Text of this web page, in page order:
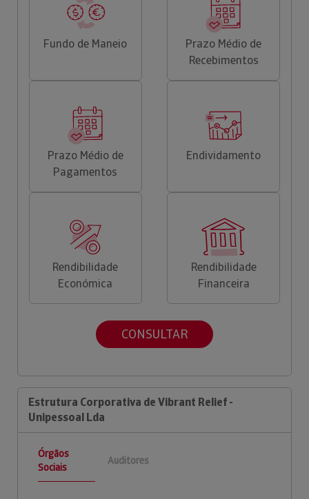
Fundo de Maneio
Prazo Médio de
Recebimentos
Prazo Médio de
Pagamentos
Endividamento
Rendibilidade
Económica
Rendibilidade
Financeira
CONSULTAR
Estrutura Corporativa de Vibrant Relief -
Unipessoal Lda
Órgãos
Sociais
Auditores